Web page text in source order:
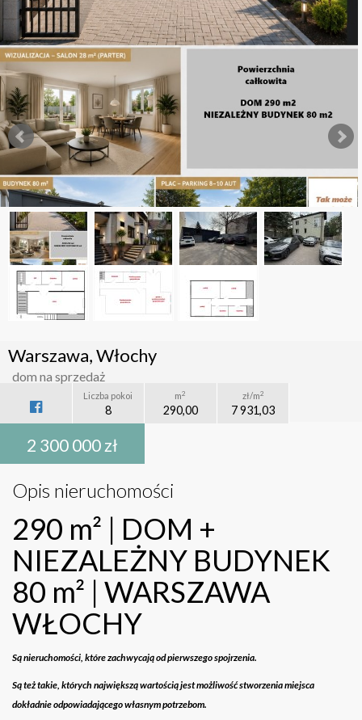
Warszawa, Włochy
dom na sprzedaż
Liczba pokoi
8
m2
290,00
zł/m2
7 931,03
2 300 000 zł
Opis nieruchomości
290 m² | DOM +
NIEZALEŻNY BUDYNEK
80 m² | WARSZAWA
WŁOCHY
Są nieruchomości, które zachwycają od pierwszego spojrzenia.
Są też takie, których największą wartością jest możliwość stworzenia miejsca
dokładnie odpowiadającego własnym potrzebom.